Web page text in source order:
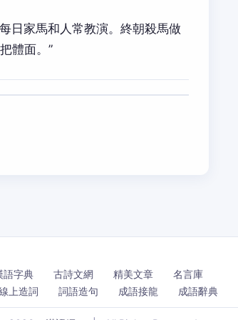
日家馬和人常教演。終朝殺馬做
體面。”
語字典 古詩文網 精美文章
名言庫
上造詞 詞語造句 成語接龍 成語辭典